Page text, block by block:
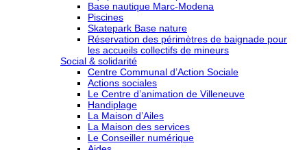
Base nautique Marc-Modena
Piscines
Skatepark Base nature
Réservation des périmètres de baignade pour
les accueils collectifs de mineurs
Social & solidarité
Centre Communal d’Action Sociale
Actions sociales
Le Centre d’animation de Villeneuve
Handiplage
La Maison d’Ailes
La Maison des services
Le Conseiller numérique